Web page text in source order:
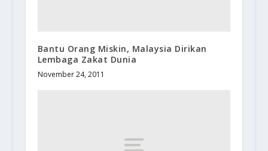
Bantu Orang Miskin, Malaysia Dirikan
Lembaga Zakat Dunia
November 24, 2011